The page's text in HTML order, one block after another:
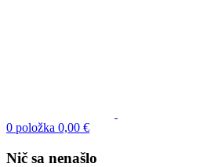
0 položka 0,00 €
Nič sa nenašlo